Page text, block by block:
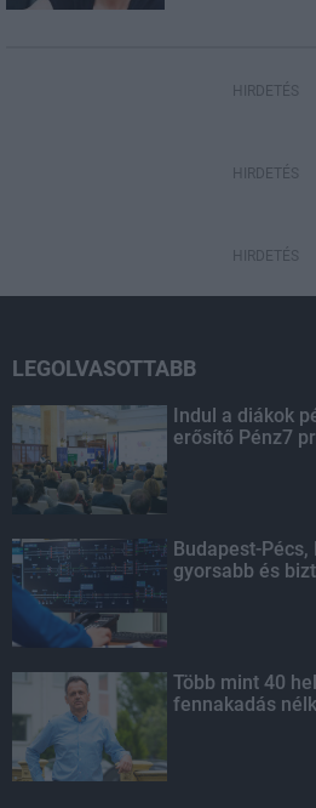
HIRDETÉS
HIRDETÉS
HIRDETÉS
LEGOLVASOTTABB
Indul a diákok
erősítő Pénz7
Budapest-Pécs,
gyorsabb és
Több mint 40
fennakadás